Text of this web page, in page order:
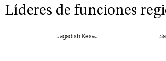
Líderes de funciones